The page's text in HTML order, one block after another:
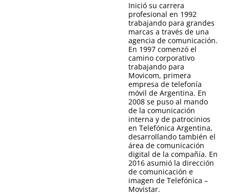
Inició su carrera
profesional en 1992
trabajando para grandes
marcas a través de una
agencia de comunicación.
En 1997 comenzó el
camino corporativo
trabajando para
Movicom, primera
empresa de telefonía
móvil de Argentina. En
2008 se puso al mando
de la comunicación
interna y de patrocinios
en Telefónica Argentina,
desarrollando también el
área de comunicación
digital de la compañía. En
2016 asumió la dirección
de comunicación e
imagen de Telefónica –
Movistar.